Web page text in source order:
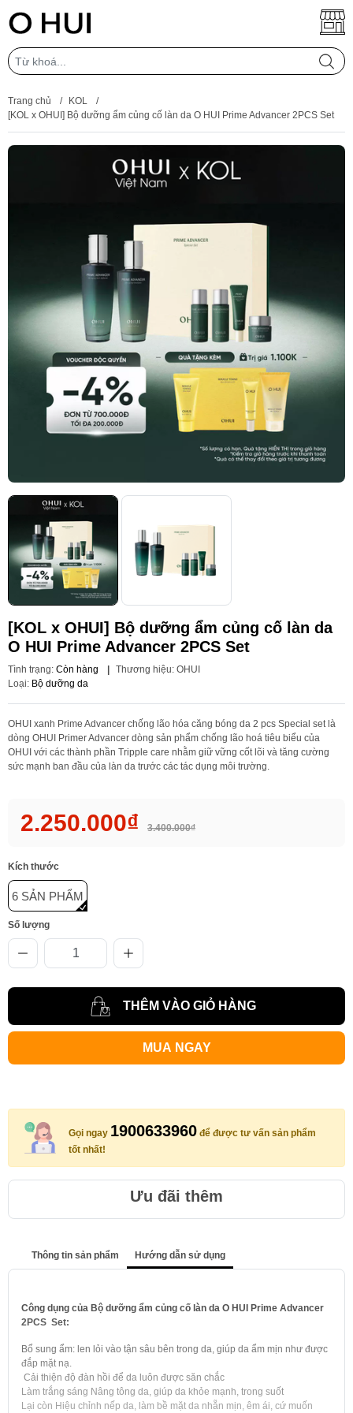
Trang chủ / KOL
/
[KOL x OHUI] Bộ dưỡng ẩm củng cố làn da O HUI Prime Advancer 2PCS Set
[KOL x OHUI] Bộ dưỡng ẩm củng cố làn da
O HUI Prime Advancer 2PCS Set
Tình trạng: Còn hàng Thương hiệu: OHUI
Loại: Bộ dưỡng da
OHUI xanh Prime Advancer chống lão hóa căng bóng da 2 pcs Special set là
dòng OHUI Primer Advancer dòng sản phẩm chống lão hoá tiêu biểu của
OHUI với các thành phần Tripple care nhằm giữ vững cốt lõi và tăng cường
sức mạnh ban đầu của làn da trước các tác dụng môi trường.
2.250.000₫ 3.400.000₫
Kích thước
6 SẢN PHẨM
Số lượng
THÊM VÀO GIỎ HÀNG
MUA NGAY
Gọi ngay 1900633960 để được tư vấn sản phẩm
tốt nhất!
Ưu đãi thêm
Thông tin sản phẩm Hướng dẫn sử dụng
Công dụng của Bộ dưỡng ẩm củng cố làn da O HUI Prime Advancer
2PCS Set:
Bổ sung ẩm: len lỏi vào tận sâu bên trong da, giúp da ẩm mịn như được
đắp mặt nạ.
Cải thiện độ đàn hồi để da luôn được săn chắc
Làm trắng sáng Nâng tông da, giúp da khỏe mạnh, trong suốt
Lại còn Hiệu chỉnh nếp da, làm bề mặt da nhẵn mịn, êm ái, cứ muốn